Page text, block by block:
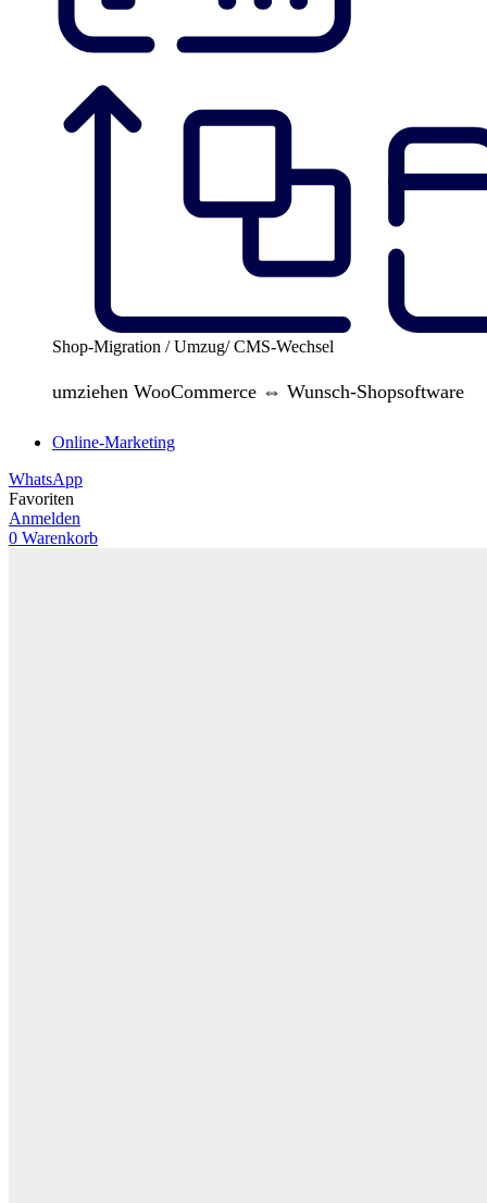
Shop-Migration / Umzug/ CMS-Wechsel
umziehen WooCommerce ⇔ Wunsch-Shopsoftware
Online-Marketing
WhatsApp
Favoriten
Anmelden
0 Warenkorb